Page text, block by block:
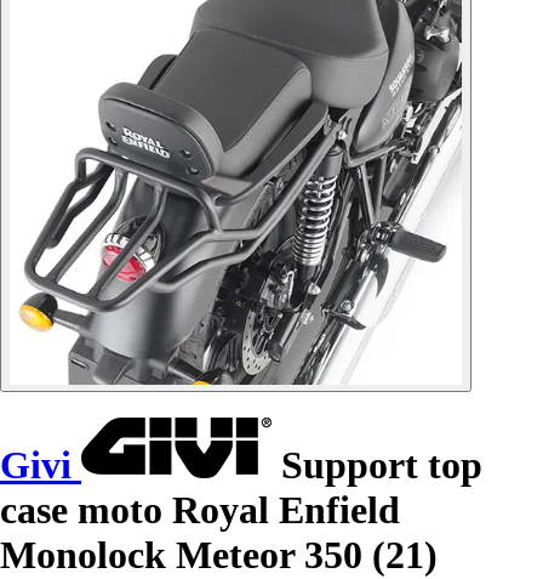
Givi
Support top
case moto Royal Enfield
Monolock Meteor 350 (21)